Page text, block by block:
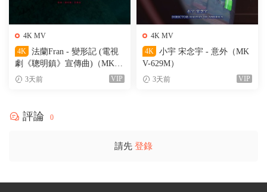
4K MV
4K
法蘭Fran - 變形記 (電視
劇《聰明鎮》宣傳曲)（MKV-
205M）
3天前 VIP
4K MV
4K
小宇 宋念宇 - 意外（MK
V-629M）
3天前 VIP
評論 0
請先 登錄